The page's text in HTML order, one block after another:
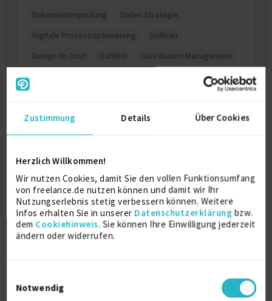
Zustimmung Details Über Cookies
Herzlich Willkommen!
Wir nutzen Cookies, damit Sie den vollen Funktionsumfang
von freelance.de nutzen können und damit wir Ihr
Nutzungserlebnis stetig verbessern können. Weitere
Infos erhalten Sie in unserer Datenschutzerklärung bzw.
dem Cookiehinweis. Sie können Ihre Einwilligung jederzeit
ändern oder widerrufen.
Notwendig
Dokumentenprüfung
Daten Strategie
Digitale Prozessoptimierung
Dolibarr
Design to Cost
D365FO
Distribution Management
DOX42
Drohnen
Data pipelines
Digitale Projekte
Datenschutzbeauftragter (TÜV)
Demand Planning
Design-entwicklung
DaVinci
Digital Adoption Platform
Digitalisierungsmanagement
DMRZ
Datev Lodas
D.velop
Druckerverwaltung
Datenbanküberwachung